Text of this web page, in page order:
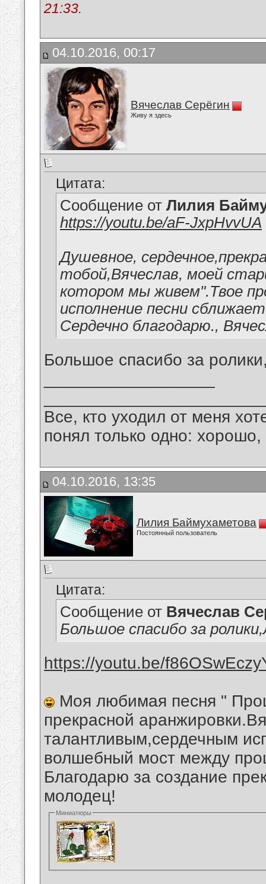
21:33.
04.10.2016, 00:17
Вячеслав Серёгин
Живу я здесь
Цитата:
Сообщение от Лилия
https://youtu.be/aF-JxpHvvUA
Душевное,
тобой,Вячеслав, моей
котором мы живем".Твое
исполнение песни
Сердечно благодарю.,
Большое спасибо за
Все, кто уходил от меня
понял только одно:
04.10.2016, 13:35
Лилия Баймухаметова
Постоянный пользователь
Цитата:
Сообщение от Вячеслав
Большое спасибо за
https://youtu.be/
Моя любимая песня "
прекрасной
талантливым,сердечным
волшебный мост между
Благодарю за создание
молодец!
Миниатюры